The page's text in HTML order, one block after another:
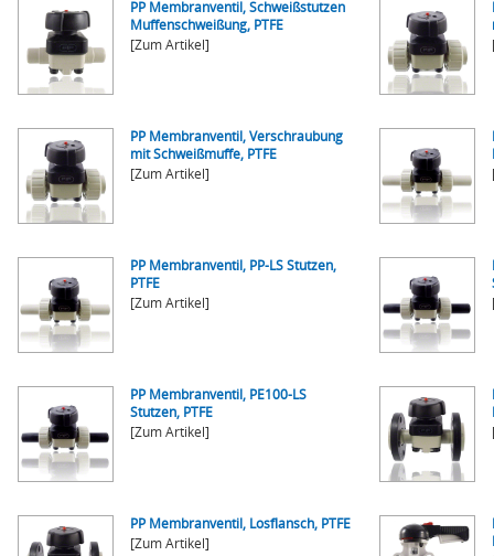
PP Membranventil, Schweißstutzen
Muffenschweißung, PTFE
[Zum Artikel]
PP Membranventil, Verschraubung
mit Schweißmuffe, PTFE
[Zum Artikel]
PP Membranventil, PP-LS Stutzen,
PTFE
[Zum Artikel]
PP Membranventil, PE100-LS
Stutzen, PTFE
[Zum Artikel]
PP Membranventil, Losflansch, PTFE
[Zum Artikel]